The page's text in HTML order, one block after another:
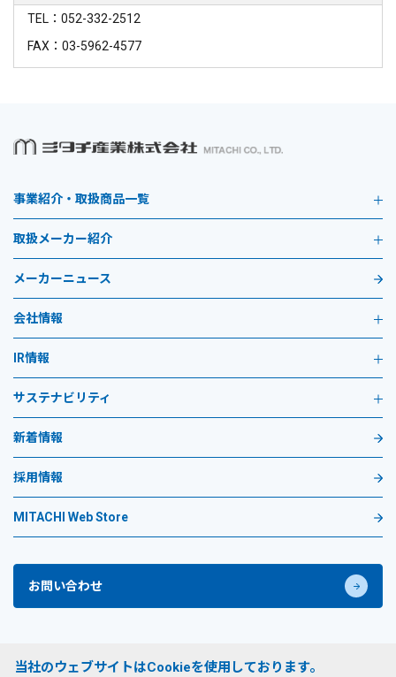
TEL：052-332-2512
FAX：03-5962-4577
事業紹介・取扱商品一覧
取扱メーカー紹介
メーカーニュース
会社情報
IR情報
サステナビリティ
新着情報
採用情報
MITACHI Web Store
お問い合わせ
当社のウェブサイトはCookieを使用しております。